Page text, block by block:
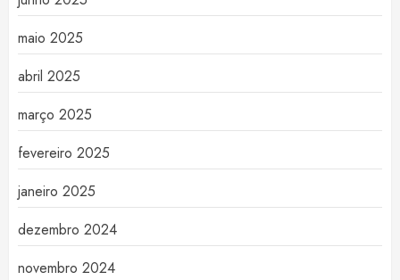
maio 2025
abril 2025
março 2025
fevereiro 2025
janeiro 2025
dezembro 2024
novembro 2024